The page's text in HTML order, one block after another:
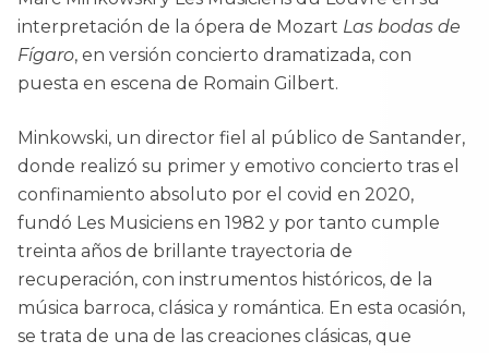
interpretación de la ópera de Mozart Las bodas de
Fígaro, en versión concierto dramatizada, con
puesta en escena de Romain Gilbert.
Minkowski, un director fiel al público de Santander,
donde realizó su primer y emotivo concierto tras el
confinamiento absoluto por el covid en 2020,
fundó Les Musiciens en 1982 y por tanto cumple
treinta años de brillante trayectoria de
recuperación, con instrumentos históricos, de la
música barroca, clásica y romántica. En esta ocasión,
se trata de una de las creaciones clásicas, que